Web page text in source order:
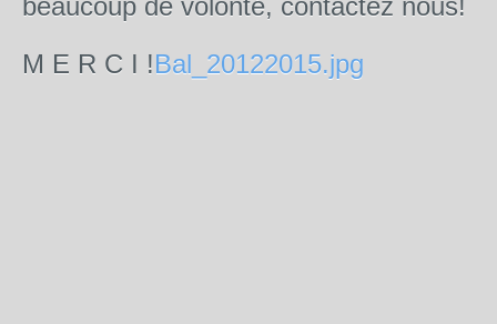
beaucoup de volonté, contactez nous!
M E R C I !Bal_20122015.jpg